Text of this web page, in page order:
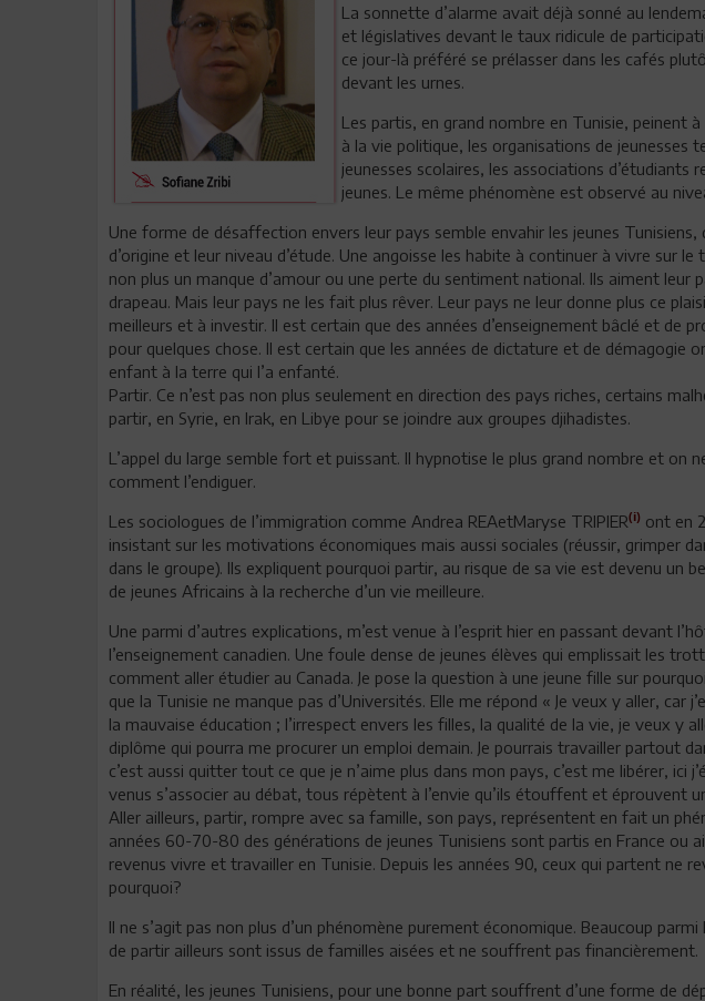
La sonnette d’alarme avait déjà sonné au
et législatives devant le taux ridicule de
ce jour-là préféré se prélasser dans les cafés
devant les urnes.
Les partis, en grand nombre en Tunisie, peinent
à la vie politique, les organisations de jeunesses
jeunesses scolaires, les associations d’étudiants
jeunes. Le même phénomène est observé au
Une forme de désaffection envers leur pays semble envahir les jeunes Tunisiens,
d’origine et leur niveau d’étude. Une angoisse les habite à continuer à vivre sur le
non plus un manque d’amour ou une perte du sentiment national. Ils aiment leur
drapeau. Mais leur pays ne les fait plus rêver. Leur pays ne leur donne plus ce
meilleurs et à investir. Il est certain que des années d’enseignement bâclé et de
pour quelques chose. Il est certain que les années de dictature et de démagogie
enfant à la terre qui l’a enfanté.
Partir. Ce n’est pas non plus seulement en direction des pays riches, certains
partir, en Syrie, en Irak, en Libye pour se joindre aux groupes djihadistes.
L’appel du large semble fort et puissant. Il hypnotise le plus grand nombre et on
comment l’endiguer.
Les sociologues de l’immigration comme Andrea REAetMaryse TRIPIER(i) ont en
insistant sur les motivations économiques mais aussi sociales (réussir, grimper
dans le groupe). Ils expliquent pourquoi partir, au risque de sa vie est devenu un
de jeunes Africains à la recherche d’un vie meilleure.
Une parmi d’autres explications, m’est venue à l’esprit hier en passant devant
l’enseignement canadien. Une foule dense de jeunes élèves qui emplissait les
comment aller étudier au Canada. Je pose la question à une jeune fille sur
que la Tunisie ne manque pas d’Universités. Elle me répond « Je veux y aller, car
la mauvaise éducation ; l’irrespect envers les filles, la qualité de la vie, je veux y
diplôme qui pourra me procurer un emploi demain. Je pourrais travailler partout
c’est aussi quitter tout ce que je n’aime plus dans mon pays, c’est me libérer, ici
venus s’associer au débat, tous répètent à l’envie qu’ils étouffent et éprouvent
Aller ailleurs, partir, rompre avec sa famille, son pays, représentent en fait un
années 60-70-80 des générations de jeunes Tunisiens sont partis en France ou
revenus vivre et travailler en Tunisie. Depuis les années 90, ceux qui partent ne
pourquoi?
Il ne s’agit pas non plus d’un phénomène purement économique. Beaucoup
de partir ailleurs sont issus de familles aisées et ne souffrent pas financièrement.
En réalité, les jeunes Tunisiens, pour une bonne part souffrent d’une forme de